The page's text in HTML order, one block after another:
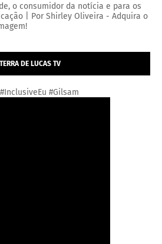
o consumidor da notícia e para os
| Por Shirley Oliveira - Adquira o
TERRA DE LUCAS TV
#Gilsam